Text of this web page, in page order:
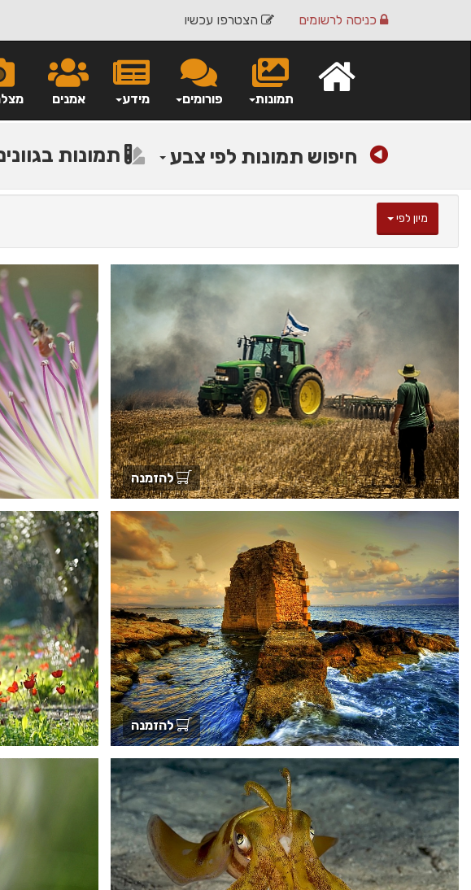
הצטרפו עכשיו כניסה לרשומים
אמנים מידע פורומים תמונות
חיפוש תמונות לפי צבע תמונות
מיון לפי
להזמנה
להזמנה